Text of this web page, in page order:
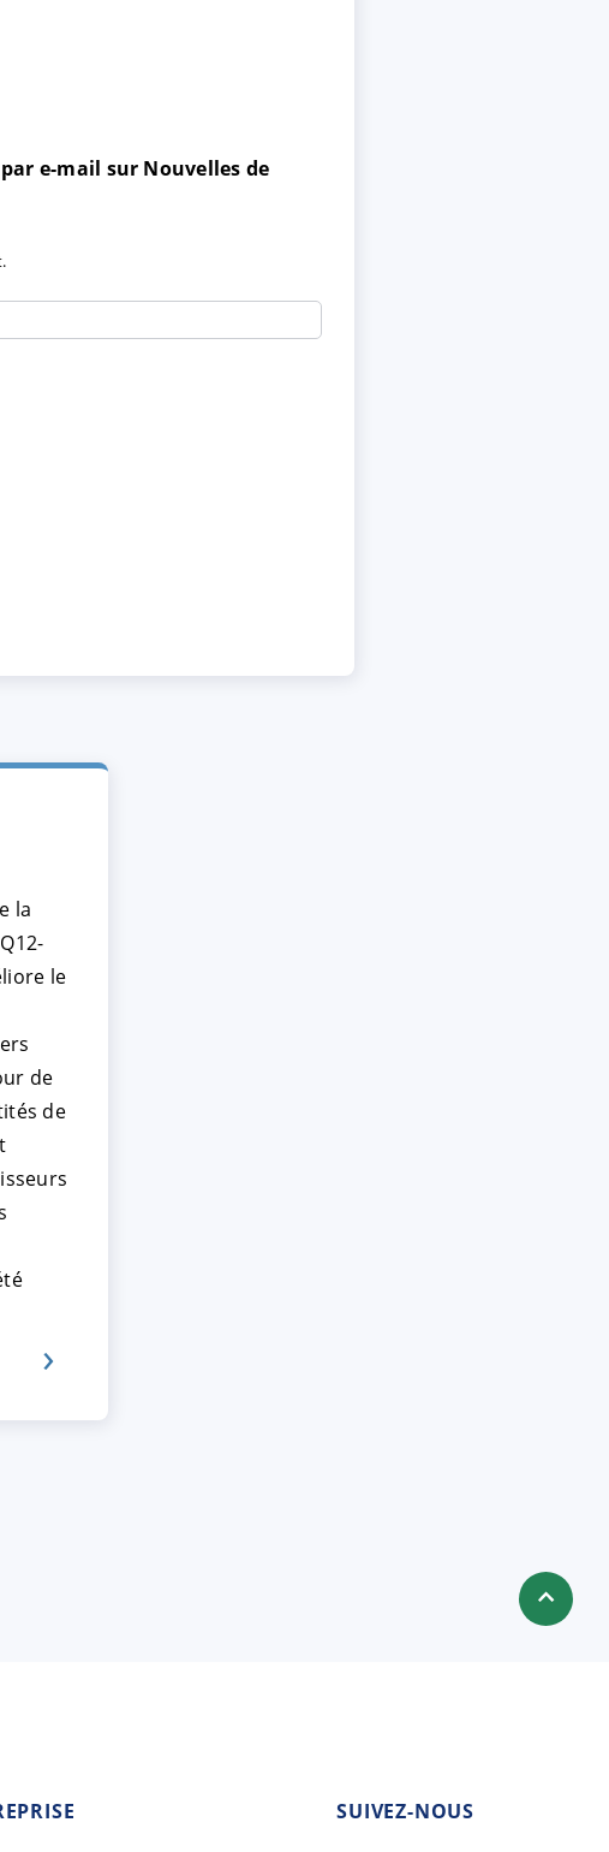
e-mail sur Nouvelles de
la
le
de
de
SUIVEZ-NOUS